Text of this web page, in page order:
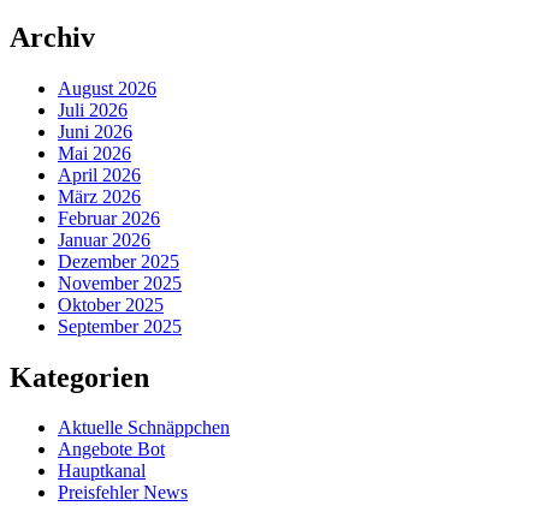
Archiv
August 2026
Juli 2026
Juni 2026
Mai 2026
April 2026
März 2026
Februar 2026
Januar 2026
Dezember 2025
November 2025
Oktober 2025
September 2025
Kategorien
Aktuelle Schnäppchen
Angebote Bot
Hauptkanal
Preisfehler News